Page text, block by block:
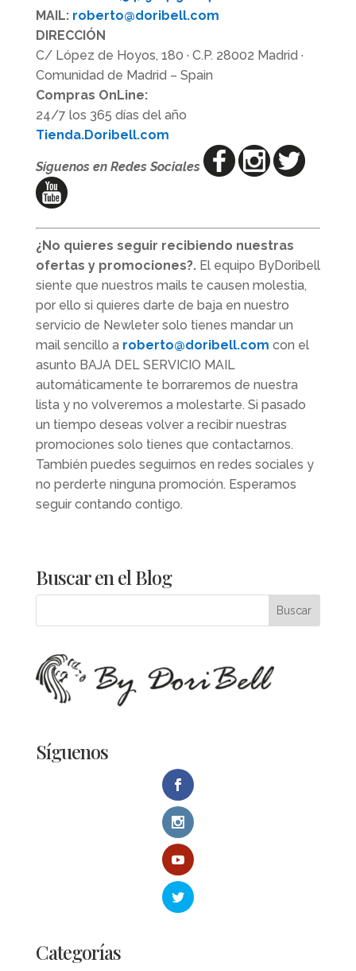
MAIL: roberto@doribell.com
DIRECCIÓN
C/ López de Hoyos, 180 · C.P. 28002 Madrid ·
Comunidad de Madrid – Spain
Compras OnLine:
24/7 los 365 días del año
Tienda.Doribell.com
Síguenos en Redes Sociales
¿No quieres seguir recibiendo nuestras
ofertas y promociones?.El equipo ByDoribell
siente que nuestros mails te causen molestia,
por ello si quieres darte de baja en nuestro
servicio de Newleter solo tienes mandar un
mail sencillo a roberto@doribell.com con el
asunto BAJA DEL SERVICIO MAIL
automáticamente te borraremos de nuestra
lista y no volveremos a molestarte. Si pasado
un tiempo deseas volver a recibir nuestras
promociones solo tienes que contactarnos.
También puedes seguirnos en redes sociales y
no perderte ninguna promoción. Esperamos
seguir contando contigo.
Buscar en el Blog
Síguenos
Categorías